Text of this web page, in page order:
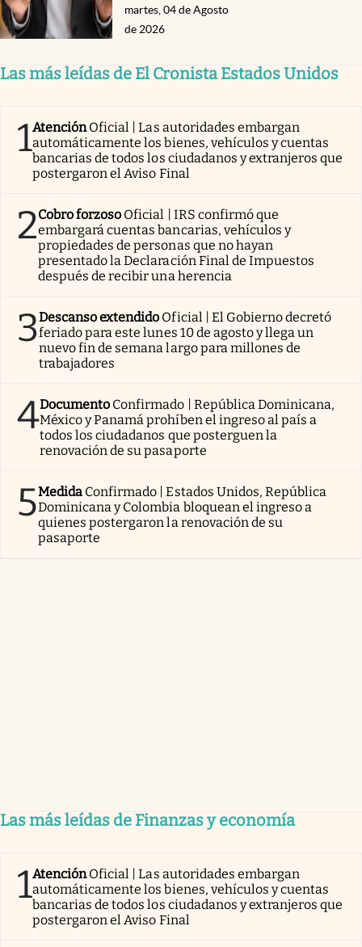
martes, 04 de Agosto
de 2026
Las más leídas de El Cronista Estados Unidos
1AtenciónOficial | Las autoridades embargan
automáticamente los bienes, vehículos y cuentas
bancarias de todos los ciudadanos y extranjeros que
postergaron el Aviso Final
2Cobro forzoso Oficial | IRS confirmó que
embargará cuentas bancarias, vehículos y
propiedades de personas que no hayan
presentado la Declaración Final de Impuestos
después de recibir una herencia
3Descanso extendido Oficial | El Gobierno decretó
feriado para este lunes 10 de agosto y llega un
nuevo fin de semana largo para millones de
trabajadores
4Documento Confirmado | República Dominicana,
México y Panamá prohíben el ingreso al país a
todos los ciudadanos que posterguen la
renovación de su pasaporte
5Medida Confirmado | Estados Unidos, República
Dominicana y Colombia bloquean el ingreso a
quienes postergaron la renovación de su
pasaporte
Las más leídas de Finanzas y economía
1AtenciónOficial | Las autoridades embargan
automáticamente los bienes, vehículos y cuentas
bancarias de todos los ciudadanos y extranjeros que
postergaron el Aviso Final